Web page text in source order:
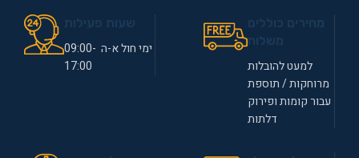
למעט להובלות
מרוחקות / תוספת
עבור קומות ופירוק
דלתות
ימי חול א-ה 09:00-
17:00